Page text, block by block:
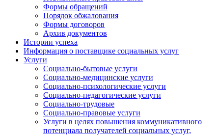
Формы обращений
Порядок обжалования
Формы договоров
Архив документов
Истории успеха
Информация о поставщике социальных услуг
Услуги
Социально-бытовые услуги
Социально-медицинские услуги
Социально-психологические услуги
Социально-педагогические услуги
Социально-трудовые
Социально-правовые услуги
Услуги в целях повышения коммуникативного
потенциала получателей социальных услуг,